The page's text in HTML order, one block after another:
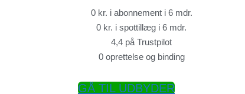
0 kr. i abonnement i 6 mdr.
0 kr. i spottillæg i 6 mdr.
4,4 på Trustpilot
0 oprettelse og binding
GÅ TIL UDBYDER